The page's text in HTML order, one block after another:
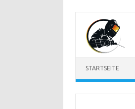
springen
STARTSEITE